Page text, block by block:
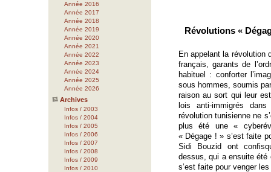
Année 2016
Année 2017
Année 2018
Année 2019
Année 2020
Année 2021
Année 2022
Année 2023
Année 2024
Année 2025
Année 2026
Archives
Infos / 2003
Infos / 2004
Infos / 2005
Infos / 2006
Infos / 2007
Infos / 2008
Infos / 2009
Infos / 2010
Révolutions «
En appelant la révolution
français, garants de
habituel : conforter
sous hommes, soumis
raison au sort qui leur
lois anti-immigrés
révolution tunisienne ne
plus été une «
« Dégage ! » s’est faite
Sidi Bouzid ont
dessus, qui a ensuite été
s’est faite pour venger